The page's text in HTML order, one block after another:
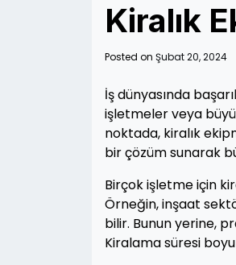
Kiralık
Posted on Şubat 20, 2024
İş dünyasında
işletmeler veya
noktada, kiralık
bir çözüm sunarak
Birçok işletme için
Örneğin, inşaat
bilir. Bunun yerine,
Kiralama süresi